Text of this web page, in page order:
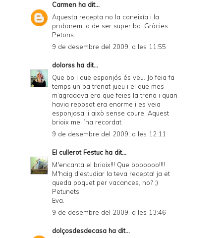
Carmen ha dit...
Aquesta recepta no la coneixía i la
probarem, a de ser super bo. Gràcies.
Petons
9 de desembre del 2009, a les 11:55
dolorss ha dit...
Que bo i que esponjós és veu. Jo feia fa
temps un pa trenat jueu i el que mes
m’agradava era que feies la trena i quan
havia reposat era enorme i es veia
esponjosa, i això sense coure. Aquest
brioix me l’ha recordat.
9 de desembre del 2009, a les 12:11
El cullerot Festuc ha dit...
M'encanta el brioix!!! Que boooooo!!!!
M'haig d'estudiar la teva recepta! ja et
queda poquet per vacances, no? ;)
Petunets,
Eva.
9 de desembre del 2009, a les 13:46
dolçosdesdecasa ha dit...